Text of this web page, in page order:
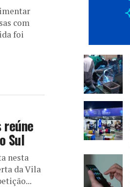
com
foi
reúne
Sul
nesta
da Vila
Uruguai